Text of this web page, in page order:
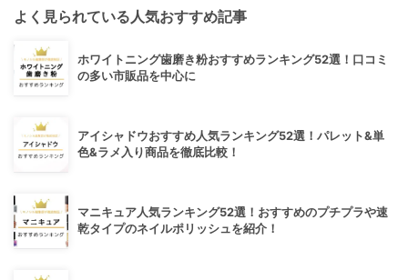
よく見られている人気おすすめ記事
ホワイトニング歯磨き粉おすすめランキング52選！口コミ
の多い市販品を中心に
アイシャドウおすすめ人気ランキング52選！パレット&単
色&ラメ入り商品を徹底比較！
マニキュア人気ランキング52選！おすすめのプチプラや速
乾タイプのネイルポリッシュを紹介！